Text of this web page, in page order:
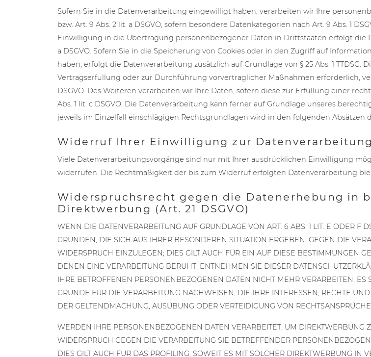
Sofern Sie in die Datenverarbeitung eingewilligt haben, verarbeiten wir Ihre
bzw. Art. 9 Abs. 2 lit. a DSGVO, sofern besondere Datenkategorien nach Art. 9 Abs. 1
Einwilligung in die Übertragung personenbezogener Daten in Drittstaaten erfolgt die
a DSGVO. Sofern Sie in die Speicherung von Cookies oder in den Zugriff auf
haben, erfolgt die Datenverarbeitung zusätzlich auf Grundlage von § 25 Abs. 1
Vertragserfüllung oder zur Durchführung vorvertraglicher Maßnahmen erforderlich,
DSGVO. Des Weiteren verarbeiten wir Ihre Daten, sofern diese zur Erfüllung einer
Abs. 1 lit. c DSGVO. Die Datenverarbeitung kann ferner auf Grundlage unseres
jeweils im Einzelfall einschlägigen Rechtsgrundlagen wird in den folgenden Absätzen
Widerruf Ihrer Einwilligung zur Datenverarbeitung
Viele Datenverarbeitungsvorgänge sind nur mit Ihrer ausdrücklichen Einwilligung
widerrufen. Die Rechtmäßigkeit der bis zum Widerruf erfolgten Datenverarbeitung
Widerspruchsrecht gegen die Datenerhebung in
Direktwerbung (Art. 21 DSGVO)
WENN DIE DATENVERARBEITUNG AUF GRUNDLAGE VON ART. 6 ABS. 1 LIT. E ODER F
GRÜNDEN, DIE SICH AUS IHRER BESONDEREN SITUATION ERGEBEN, GEGEN DIE
WIDERSPRUCH EINZULEGEN; DIES GILT AUCH FÜR EIN AUF DIESE BESTIMMUNGEN
DENEN EINE VERARBEITUNG BERUHT, ENTNEHMEN SIE DIESER
IHRE BETROFFENEN PERSONENBEZOGENEN DATEN NICHT MEHR VERARBEITEN,
GRÜNDE FÜR DIE VERARBEITUNG NACHWEISEN, DIE IHRE INTERESSEN, RECHTE
DER GELTENDMACHUNG, AUSÜBUNG ODER VERTEIDIGUNG VON
WERDEN IHRE PERSONENBEZOGENEN DATEN VERARBEITET, UM DIREKTWERBUNG
WIDERSPRUCH GEGEN DIE VERARBEITUNG SIE BETREFFENDER
DIES GILT AUCH FÜR DAS PROFILING, SOWEIT ES MIT SOLCHER DIREKTWERBUNG